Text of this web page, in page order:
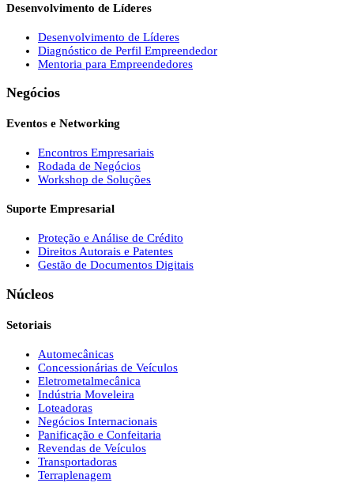
Desenvolvimento de Líderes
Desenvolvimento de Líderes
Diagnóstico de Perfil Empreendedor
Mentoria para Empreendedores
Negócios
Eventos e Networking
Encontros Empresariais
Rodada de Negócios
Workshop de Soluções
Suporte Empresarial
Proteção e Análise de Crédito
Direitos Autorais e Patentes
Gestão de Documentos Digitais
Núcleos
Setoriais
Automecânicas
Concessionárias de Veículos
Eletrometalmecânica
Indústria Moveleira
Loteadoras
Negócios Internacionais
Panificação e Confeitaria
Revendas de Veículos
Transportadoras
Terraplenagem